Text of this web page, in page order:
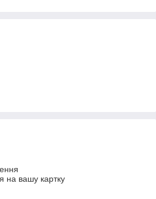
на вашу картку